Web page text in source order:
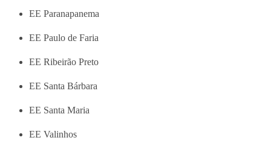
EE Paranapanema
EE Paulo de Faria
EE Ribeirão Preto
EE Santa Bárbara
EE Santa Maria
EE Valinhos